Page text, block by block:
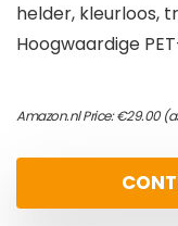
helder, kleurloos,
Hoogwaardige
Amazon.nl Price:€29.00